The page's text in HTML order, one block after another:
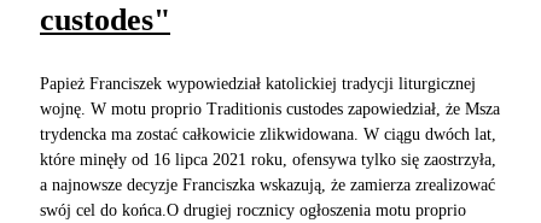
custodes"
Papież Franciszek wypowiedział katolickiej tradycji liturgicznej
wojnę. W motu proprio Traditionis custodes zapowiedział, że Msza
trydencka ma zostać całkowicie zlikwidowana. W ciągu dwóch lat,
które minęły od 16 lipca 2021 roku, ofensywa tylko się zaostrzyła,
a najnowsze decyzje Franciszka wskazują, że zamierza zrealizować
swój cel do końca.O drugiej rocznicy ogłoszenia motu proprio